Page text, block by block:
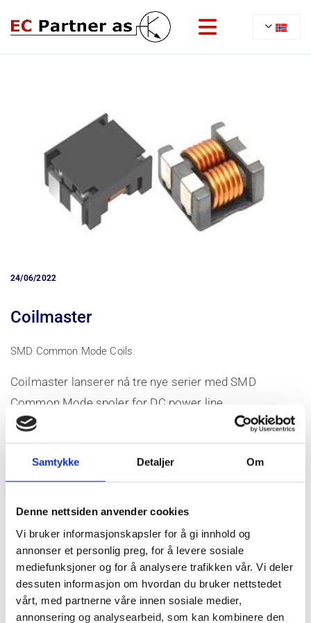
Samtykke Detaljer Om
Denne nettsiden anvender cookies
Vi bruker informasjonskapsler for å gi innhold og
annonser et personlig preg, for å levere sosiale
mediefunksjoner og for å analysere trafikken vår. Vi deler
dessuten informasjon om hvordan du bruker nettstedet
vårt, med partnerne våre innen sosiale medier,
annonsering og analysearbeid, som kan kombinere den
24/06/2022
Coilmaster
SMD Common Mode Coils
Coilmaster lanserer nå tre nye serier med SMD
Common Mode spoler for DC power line.
SMM1211 serien
(Ekvivalent til TDK sin ACM1211 serie)
Impedans: fra 80Ω til 2.7kΩ
Nominell strøm: fra 2 til 10A
DCR: fra 2 til 26mΩ
Bruksområde fra -40 til +125°C
SMM9070 serien : 9.5x7.5x4.8mm